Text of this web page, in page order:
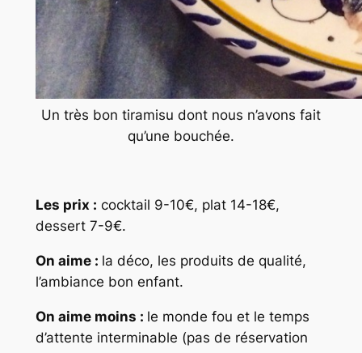
Un très bon tiramisu dont nous n’avons fait
qu’une bouchée.
Les prix : cocktail 9-10€, plat 14-18€,
dessert 7-9€.
On aime : la déco, les produits de qualité,
l’ambiance bon enfant.
On aime moins : le monde fou et le temps
d’attente interminable (pas de réservation